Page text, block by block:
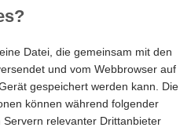
Datei, die gemeinsam mit den
und vom Webbrowser auf
gespeichert werden kann. Die
können während folgender
relevanter Drittanbieter